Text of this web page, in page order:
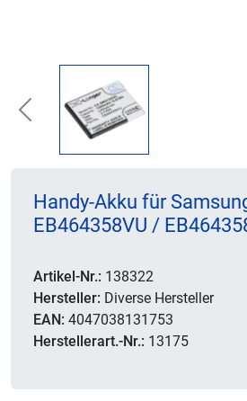
Previous
Handy-Akku für
EB464358VU /
Artikel-Nr.: 138322
Hersteller: Diverse Hersteller
EAN: 4047038131753
Herstellerart.-Nr.: 13175